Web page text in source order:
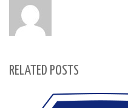
RELATED POSTS